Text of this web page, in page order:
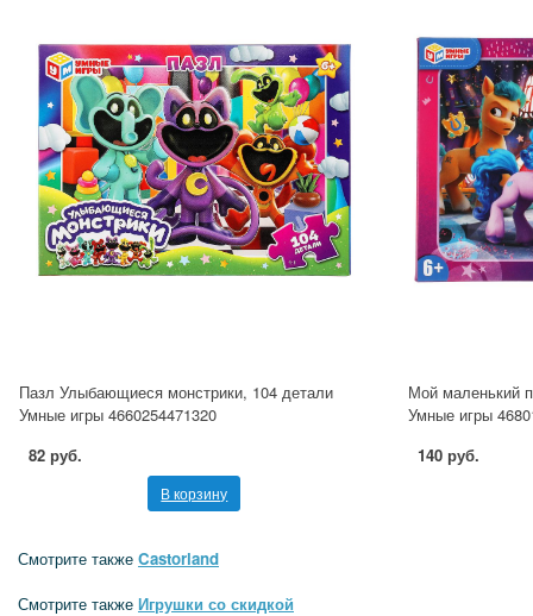
Пазл Улыбающиеся монстрики, 104 детали
Умные игры 4660254471320
82 руб.
В корзину
Мой маленький
Умные игры
140 руб.
Смотрите также Castorland
Смотрите также Игрушки со скидкой